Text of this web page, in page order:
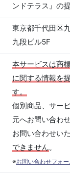
ンドテラス』の
東京都千代田区
九段ビル5F
本サービスは商
に関する情報を
す。
個別商品、サー
元へお問い合わ
お問い合わせい
できません。
※お問い合わせフォー